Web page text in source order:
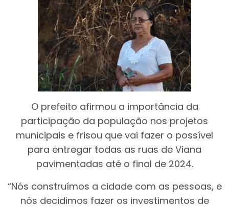
O prefeito afirmou a importância da
participação da população nos projetos
municipais e frisou que vai fazer o possível
para entregar todas as ruas de Viana
pavimentadas até o final de 2024.
“Nós construímos a cidade com as pessoas, e
nós decidimos fazer os investimentos de